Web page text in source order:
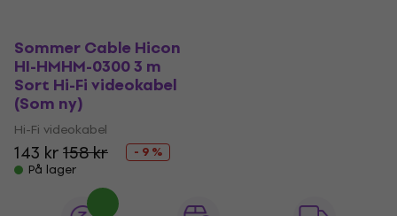
Sommer Cable Hicon
HI-HMHM-0300 3 m
Sort Hi-Fi videokabel
(Som ny)
Hi-Fi videokabel
143 kr158 kr
- 9 %
På lager